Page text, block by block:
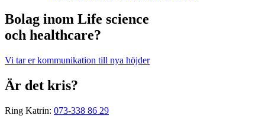
Bolag inom Life science
och healthcare?
Vi tar er kommunikation till nya höjder
Är det kris?
Ring Katrin: 073-338 86 29